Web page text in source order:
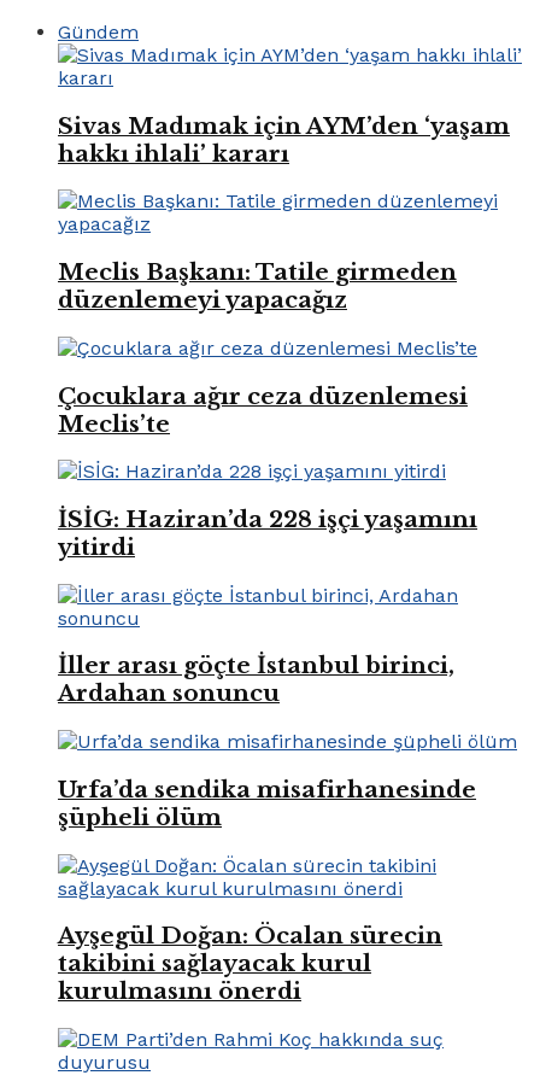
Gündem
Sivas Madımak için AYM’den ‘yaşam
hakkı ihlali’ kararı
Meclis Başkanı: Tatile girmeden
düzenlemeyi yapacağız
Çocuklara ağır ceza düzenlemesi
Meclis’te
İSİG: Haziran’da 228 işçi yaşamını
yitirdi
İller arası göçte İstanbul birinci,
Ardahan sonuncu
Urfa’da sendika misafirhanesinde
şüpheli ölüm
Ayşegül Doğan: Öcalan sürecin
takibini sağlayacak kurul
kurulmasını önerdi